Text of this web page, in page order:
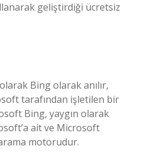
geliştirdiği ücretsiz
Bing olarak anılır,
tarafından işletilen bir
Bing, yaygın olarak
ait ve Microsoft
motorudur.